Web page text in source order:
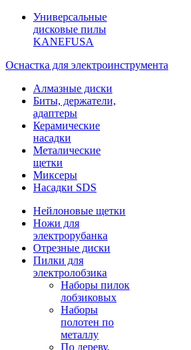
Универсальные
дисковые пилы
KANEFUSA
Оснастка для электроинструмента
Алмазные диски
Биты, держатели,
адаптеры
Керамические
насадки
Металические
щетки
Миксеры
Насадки SDS
Нейлоновые щетки
Ножи для
электрорубанка
Отрезные диски
Пилки для
электролобзика
Наборы пилок
лобзиковых
Наборы
полотен по
металлу
По дереву,